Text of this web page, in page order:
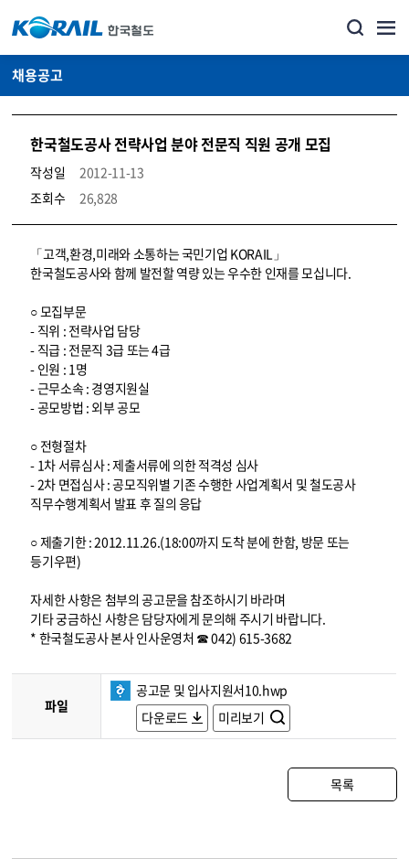
채용공고
한국철도공사 전략사업 분야 전문직 직원 공개 모집
작성일
2012-11-13
조회수
26,828
코레일소개_경영공시_채용공고 상세보기 – 내용, 파일, 담당자 연락처로 구성
「고객,환경,미래와 소통하는 국민기업 KORAIL」
한국철도공사와 함께 발전할 역량 있는 우수한 인재를 모십니다.
○ 모집부문
- 직위 : 전략사업 담당
- 직급 : 전문직 3급 또는 4급
- 인원 : 1명
- 근무소속 : 경영지원실
- 공모방법 : 외부 공모
○ 전형절차
- 1차 서류심사 : 제출서류에 의한 적격성 심사
- 2차 면접심사 : 공모직위별 기존 수행한 사업계획서 및 철도공사
직무수행계획서 발표 후 질의 응답
○ 제출기한 : 2012.11.26.(18:00까지 도착 분에 한함, 방문 또는
등기우편)
자세한 사항은 첨부의 공고문을 참조하시기 바라며
기타 궁금하신 사항은 담당자에게 문의해 주시기 바랍니다.
* 한국철도공사 본사 인사운영처 ☎ 042) 615-3682
파일
공고문 및 입사지원서10.hwp
다운로드
미리보기
목록